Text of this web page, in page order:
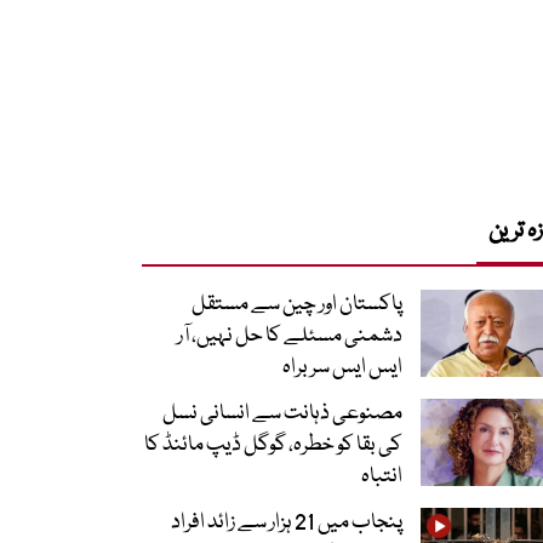
ترین
پاکستان اور چین سے مستقل
دشمنی مسئلے کا حل نہیں، آر
ایس ایس سربراہ
مصنوعی ذہانت سے انسانی نسل
کی بقا کو خطرہ، گوگل ڈیپ مائنڈ کا
انتباہ
پنجاب میں 21 ہزار سے زائد افراد